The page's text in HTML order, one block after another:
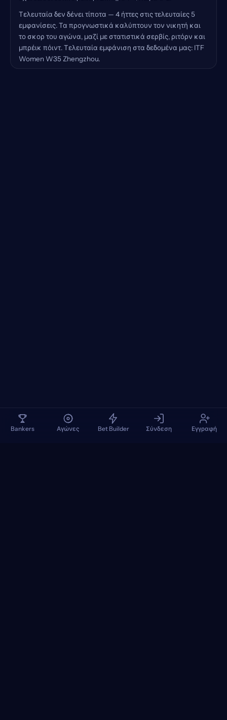
Bankers Αγώνες Bet Builder Σύνδεση Εγγραφή
Τελευταία δεν δένει τίποτα — 4 ήττες στις τελευταίες 5
εμφανίσεις. Τα προγνωστικά καλύπτουν τον νικητή και
το σκορ του αγώνα, μαζί με στατιστικά σερβίς, ριτόρν και
μπρέικ πόιντ. Τελευταία εμφάνιση στα δεδομένα μας: ITF
Women W35 Zhengzhou.